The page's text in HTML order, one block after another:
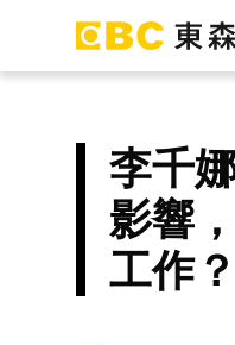
李千
影響
工作？